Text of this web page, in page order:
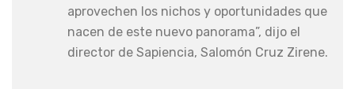
aprovechen los nichos y oportunidades que
nacen de este nuevo panorama”, dijo el
director de Sapiencia, Salomón Cruz Zirene.